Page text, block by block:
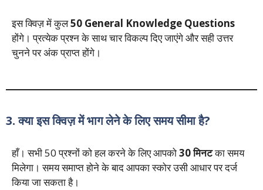
इस क्विज़ में कुल50 General Knowledge Questions
होंगे। प्रत्येक प्रश्न के साथ चार विकल्प दिए जाएंगे और सही उत्तर
चुनने पर अंक प्राप्त होंगे।
3. क्या इस क्विज़ में भाग लेने के लिए समय सीमा है?
हाँ। सभी 50 प्रश्नों को हल करने के लिए आपको30 मिनटका समय
मिलेगा। समय समाप्त होने के बाद आपका स्कोर उसी आधार पर दर्ज
किया जा सकता है।